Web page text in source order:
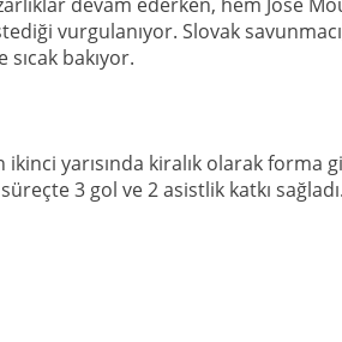
vurgulanıyor. Slovak
bakıyor.
yarısında kiralık olarak forma
3 gol ve 2 asistlik katkı sağladı.